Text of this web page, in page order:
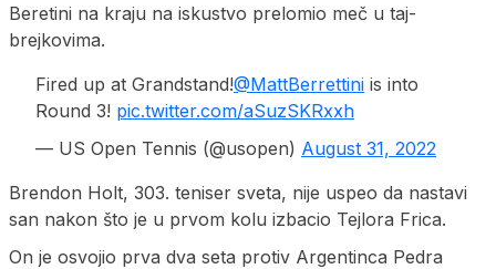
Beretini na kraju na iskustvo prelomio meč u taj-
brejkovima.
Fired up at Grandstand!@MattBerrettini is into
Round 3! pic.twitter.com/aSuzSKRxxh
— US Open Tennis (@usopen) August 31, 2022
Brendon Holt, 303. teniser sveta, nije uspeo da nastavi
san nakon što je u prvom kolu izbacio Tejlora Frica.
On je osvojio prva dva seta protiv Argentinca Pedra